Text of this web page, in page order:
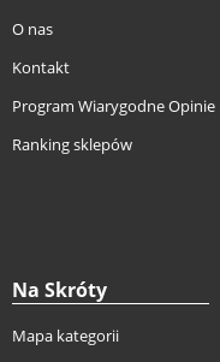
O nas
Kontakt
Program Wiarygodne Opinie
Ranking sklepów
Na Skróty
Mapa kategorii